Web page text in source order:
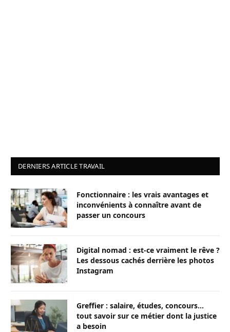
DERNIERS ARTICLE TRAVAIL
Fonctionnaire : les vrais avantages et
inconvénients à connaître avant de
passer un concours
Digital nomad : est-ce vraiment le rêve ?
Les dessous cachés derrière les photos
Instagram
Greffier : salaire, études, concours…
tout savoir sur ce métier dont la justice
a besoin